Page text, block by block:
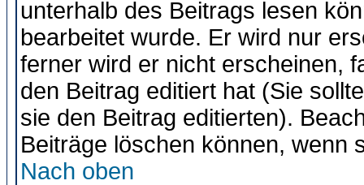
unterhalb des Beitrags lesen
bearbeitet wurde. Er wird nur
ferner wird er nicht erscheinen,
den Beitrag editiert hat (Sie
sie den Beitrag editierten).
Beiträge löschen können, wenn
Nach oben